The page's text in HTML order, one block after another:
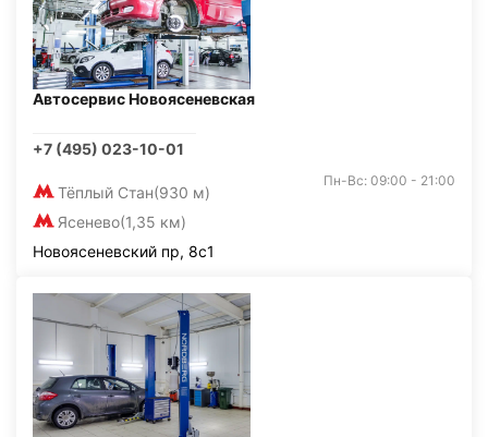
Автосервис Новоясеневская
+7 (495) 023-10-01
Тёплый Стан(930 м)
Ясенево(1,35 км)
Пн-Вс: 09:00 - 21:00
Новоясеневский пр, 8с1